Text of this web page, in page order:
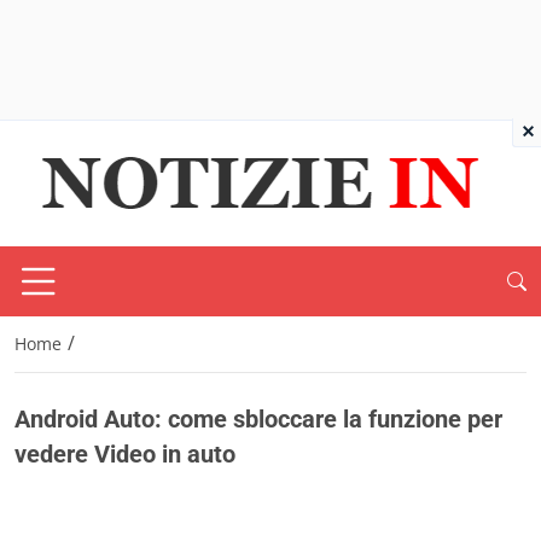
Home /
Android Auto: come sbloccare la funzione per
vedere Video in auto
×